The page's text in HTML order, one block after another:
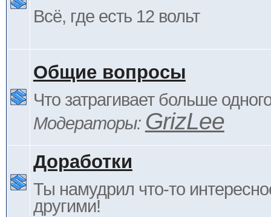
Всё, где есть 12 вольт
Общие вопросы
Что затрагивает больше
Модераторы: GrizLee
Доработки
Ты намудрил что-то
другими!